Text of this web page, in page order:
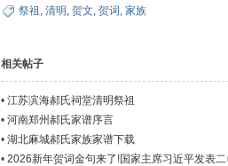
祭祖 , 清明 , 贺文, 贺词 , 家族
相关帖子
• 江苏滨海郝氏祠堂清明祭祖
• 河南郑州郝氏家谱序言
• 湖北麻城郝氏家族家谱下载
• 2026新年贺词金句来了!国家主席习近平发表